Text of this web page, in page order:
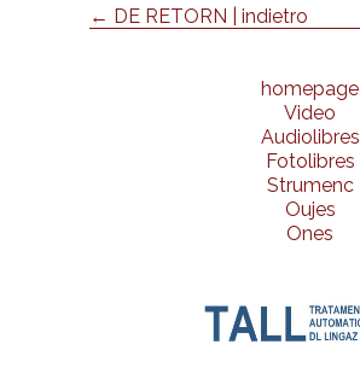
← DE RETORN | indietro
homepage
Video
Audiolibres
Fotolibres
Strumenc
Oujes
Ones